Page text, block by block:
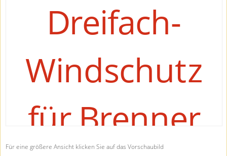
Für eine größere Ansicht klicken Sie auf das Vorschaubild